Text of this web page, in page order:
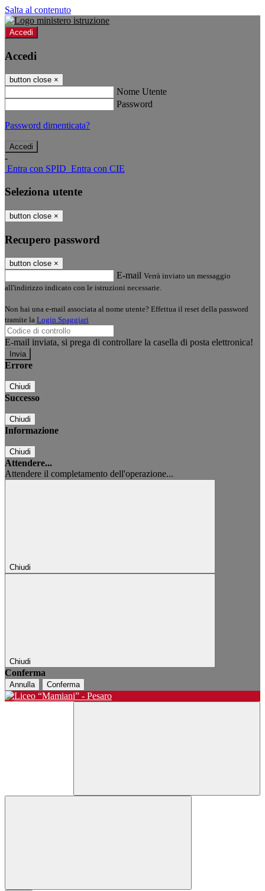
Salta al contenuto
Accedi
Accedi
button close ×
Nome Utente
Password
Password dimenticata?
-
Entra con SPID Entra con CIE
Seleziona utente
button close ×
Recupero password
button close ×
E-mail Verrà inviato un messaggio
all'indirizzo indicato con le istruzioni necessarie.
Non hai una e-mail associata al nome utente? Effettua il reset della password
tramite la Login Spaggiari
E-mail inviata, si prega di controllare la casella di posta elettronica!
Errore
Chiudi
Successo
Chiudi
Informazione
Chiudi
Attendere...
Attendere il completamento dell'operazione...
Chiudi
Chiudi
Conferma
Annulla Conferma